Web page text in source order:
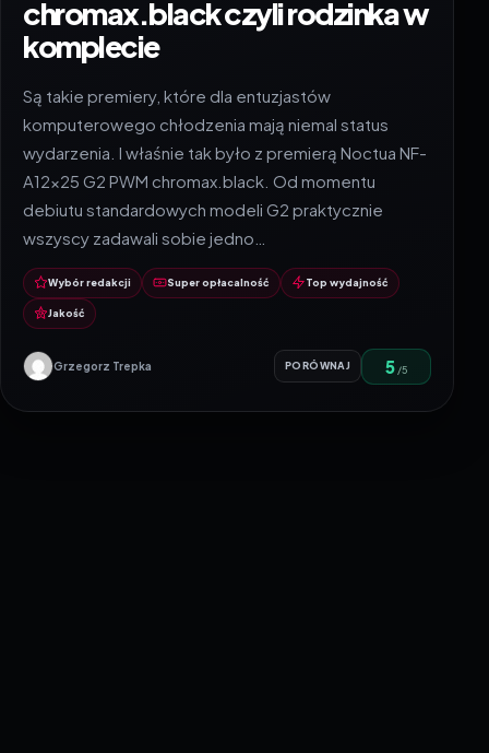
chromax.black czyli rodzinka w
komplecie
Są takie premiery, które dla entuzjastów
komputerowego chłodzenia mają niemal status
wydarzenia. I właśnie tak było z premierą Noctua NF-
A12x25 G2 PWM chromax.black. Od momentu
debiutu standardowych modeli G2 praktycznie
wszyscy zadawali sobie jedno…
Wybór redakcji Super opłacalność Top wydajność
Jakość
Grzegorz Trepka PORÓWNAJ 5 /5